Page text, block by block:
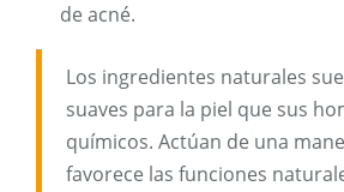
de acné.
Los ingredientes naturales
suaves para la piel que sus
químicos. Actúan de una
favorece las funciones